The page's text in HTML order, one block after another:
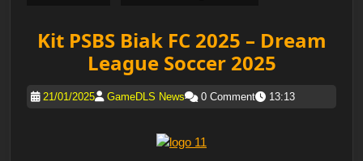
Kit PSBS Biak FC 2025 – Dream
League Soccer 2025
21/01/2025 GameDLS News 0 Comment 13:13